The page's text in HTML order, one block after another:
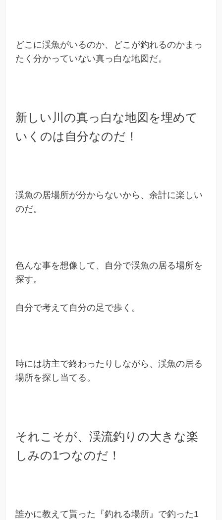
どこに渓魚がいるのか、どこが釣れるのかまっ
たく分かっていない真っ白な地図だ。
新しい川の真っ白な地図を埋めて
いくのは自分なのだ！
渓魚の居場所が分からないから、余計に楽しい
のだ。
色んな事を想像して、自分で渓魚の居る場所を
探す。
自分で考えて自分の足で歩く。
時には坊主で終わったりしながら、渓魚の居る
場所を探し当てる。
それこそが、渓流釣りの大きな楽
しみの1つなのだ！
誰かに教えて貰った『釣れる場所』で釣った1